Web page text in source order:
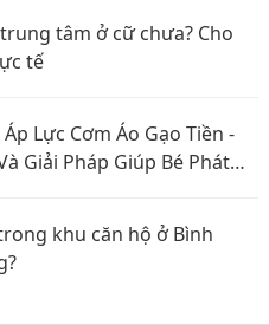
tâm ở cữ chưa? Cho
tế
Lực Cơm Áo Gạo Tiền -
Giải Pháp Giúp Bé Phát
khu căn hộ ở Bình